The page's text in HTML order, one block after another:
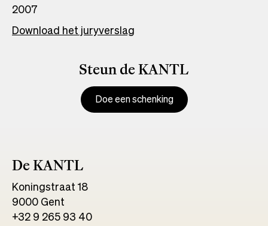
2007
Download het juryverslag
Steun de KANTL
Doe een schenking
De KANTL
Koningstraat 18
9000 Gent
+32 9 265 93 40